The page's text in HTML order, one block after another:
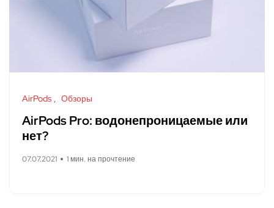
AirPods Обзоры
AirPods Pro: водонепроницаемые или
нет?
07.07.2021 1 мин. на прочтение